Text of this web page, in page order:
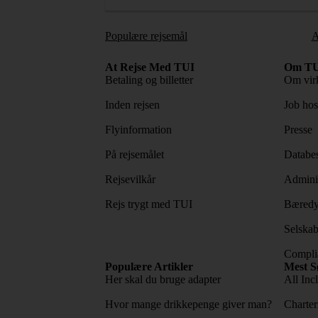
Populære rejsemål
At Rejse Med TUI
Betaling og billetter
Inden rejsen
Flyinformation
På rejsemålet
Rejsevilkår
Rejs trygt med TUI
Om
Om
Job
Presse
Populære Artikler
Her skal du bruge adapter
Hvor mange drikkepenge giver man?
Mest
All